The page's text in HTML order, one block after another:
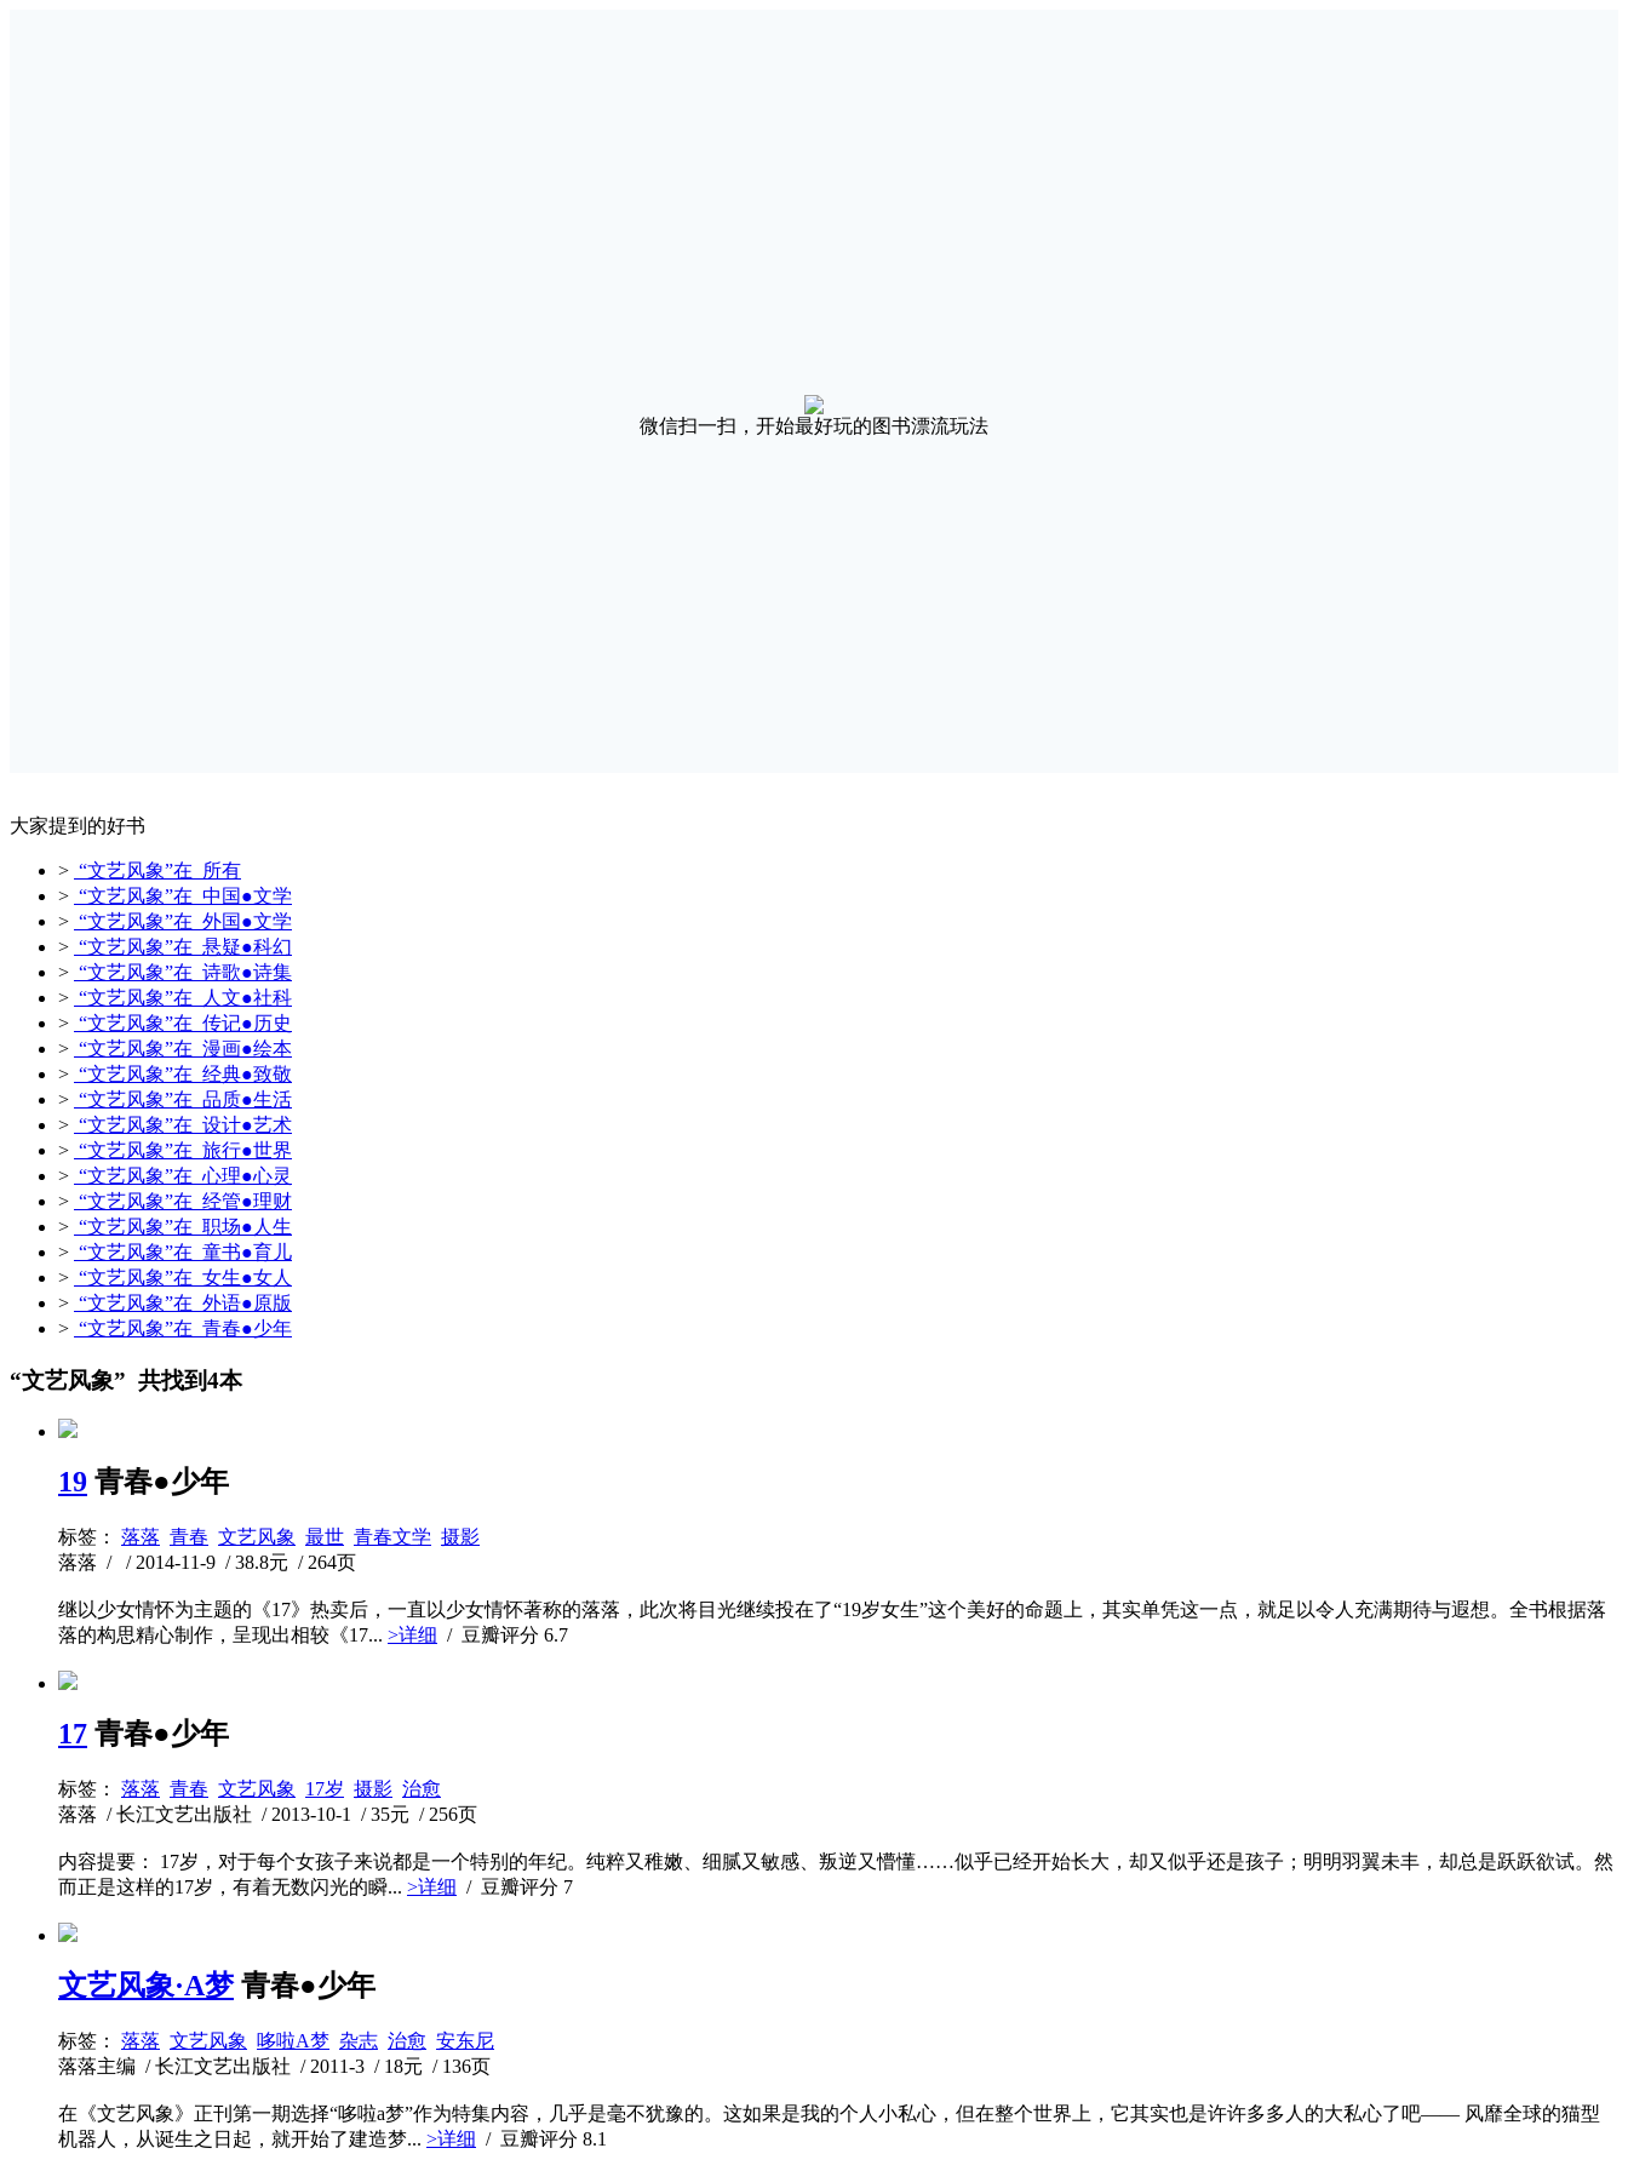
微信扫一扫，开始最好玩的图书漂流玩法
大家提到的好书
> “文艺风象”在 所有
> “文艺风象”在 中国●文学
> “文艺风象”在 外国●文学
> “文艺风象”在 悬疑●科幻
> “文艺风象”在 诗歌●诗集
> “文艺风象”在 人文●社科
> “文艺风象”在 传记●历史
> “文艺风象”在 漫画●绘本
> “文艺风象”在 经典●致敬
> “文艺风象”在 品质●生活
> “文艺风象”在 设计●艺术
> “文艺风象”在 旅行●世界
> “文艺风象”在 心理●心灵
> “文艺风象”在 经管●理财
> “文艺风象”在 职场●人生
> “文艺风象”在 童书●育儿
> “文艺风象”在 女生●女人
> “文艺风象”在 外语●原版
> “文艺风象”在 青春●少年
“文艺风象” 共找到4本
19 青春●少年
标签： 落落 青春 文艺风象 最世 青春文学 摄影
落落 / / 2014-11-9 / 38.8元 / 264页
继以少女情怀为主题的《17》热卖后，一直以少女情怀著称的落落，此次将目光继续投在了“19岁女生”这个美好的命题上，其实单凭这一点，就足以令人充满期待与遐想。全书根据落
落的构思精心制作，呈现出相较《17... >详细 / 豆瓣评分 6.7
17 青春●少年
标签： 落落 青春 文艺风象 17岁 摄影 治愈
落落 / 长江文艺出版社 / 2013-10-1 / 35元 / 256页
内容提要： 17岁，对于每个女孩子来说都是一个特别的年纪。纯粹又稚嫩、细腻又敏感、叛逆又懵懂……似乎已经开始长大，却又似乎还是孩子；明明羽翼未丰，却总是跃跃欲试。然
而正是这样的17岁，有着无数闪光的瞬... >详细 / 豆瓣评分 7
文艺风象·A梦 青春●少年
标签： 落落 文艺风象 哆啦A梦 杂志 治愈 安东尼
落落主编 / 长江文艺出版社 / 2011-3 / 18元 / 136页
在《文艺风象》正刊第一期选择“哆啦a梦”作为特集内容，几乎是毫不犹豫的。这如果是我的个人小私心，但在整个世界上，它其实也是许许多多人的大私心了吧—— 风靡全球的猫型
机器人，从诞生之日起，就开始了建造梦... >详细 / 豆瓣评分 8.1